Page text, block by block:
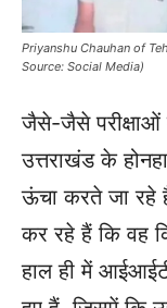
Priyanshu Chauhan of
Source: Social Media)
जैसे-जैसे
उत्तराखंड के
ऊंचा करते जा रहे
कर रहे हैं कि वह
हाल ही में